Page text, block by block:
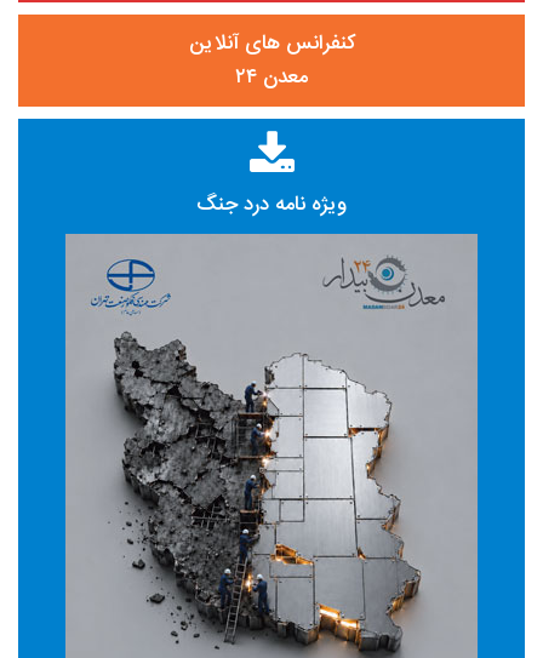
کنفرانس های آنلاین
معدن ۲۴
ویژه نامه درد جنگ